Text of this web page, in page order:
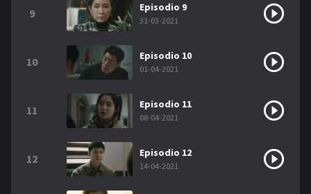
9 Episodio 9
31-03-2021
10 Episodio 10
01-04-2021
11 Episodio 11
08-04-2021
12 Episodio 12
14-04-2021